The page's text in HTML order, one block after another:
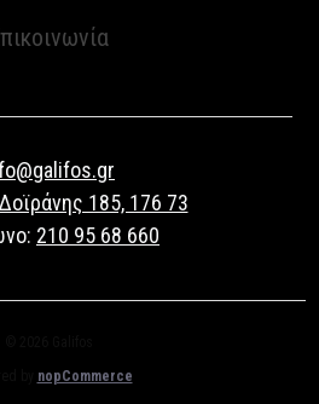
185, 176 73
210 95 68 660
nopCommerce